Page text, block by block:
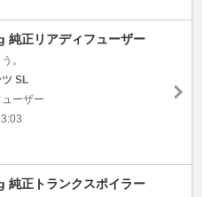
純正リアディフューザー
。
ツ SL
ーザー
純正トランクスポイラー